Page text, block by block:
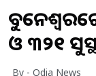
ଓ ୩୨୧
By - Odia News